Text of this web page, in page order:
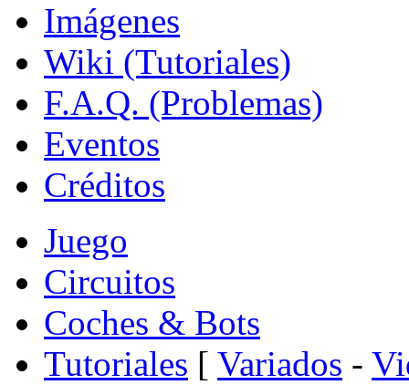
Imágenes
Wiki (Tutoriales)
F.A.Q. (Problemas)
Eventos
Créditos
Juego
Circuitos
Coches & Bots
Tutoriales [ Variados -